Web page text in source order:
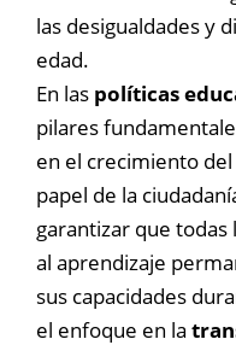
las desigualdades y
edad.
En las políticas
pilares
en el crecimiento
papel de la
garantizar que todas
al aprendizaje
sus capacidades
el enfoque en la